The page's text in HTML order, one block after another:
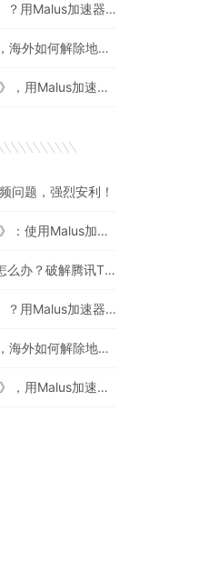
海外如何解锁B站（哔哩哔哩）？用Malus加速器解除地域限制，一键流畅追番
《藏海传》定档5月18日首播，海外如何解除地区限制追剧
在国外怎么看电视剧《赴山海》，用Malus加速器一键解锁地区限制
问题，强烈安利！
海外如何上爱奇艺看《无忧渡》：使用Malus加速器一键解除地域限制
<腾讯视频海外地区版权限制怎么办？破解腾讯TV地域限制的办法>
海外如何解锁B站（哔哩哔哩）？用Malus加速器解除地域限制，一键流畅追番
《藏海传》定档5月18日首播，海外如何解除地区限制追剧
在国外怎么看电视剧《赴山海》，用Malus加速器一键解锁地区限制